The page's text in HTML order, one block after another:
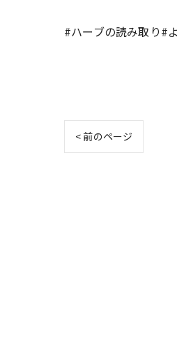
#ハーブの読み取り#
< 前のページ